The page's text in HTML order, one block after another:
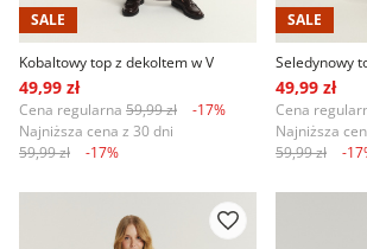
SALE
Kobaltowy top z dekoltem w V
49,99 zł
Cena regularna 59,99 zł
-17%
Najniższa cena z 30 dni
59,99 zł
-17%
SALE
Seledynowy
49,99 zł
Cena
Najniższa
59,99 zł
-